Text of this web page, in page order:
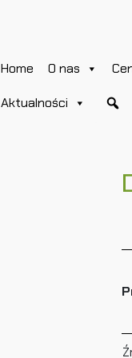
Home O nas
Aktualności